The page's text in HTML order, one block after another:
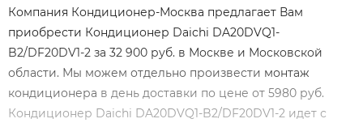
Компания Кондиционер-Москва предлагает Вам
приобрести Кондиционер Daichi DA20DVQ1-
B2/DF20DV1-2 за 32 900 руб. в Москве и Московской
области. Мы можем отдельно произвести монтаж
кондиционера в день доставки по цене от 5980 руб.
Кондиционер Daichi DA20DVQ1-B2/DF20DV1-2 идет с